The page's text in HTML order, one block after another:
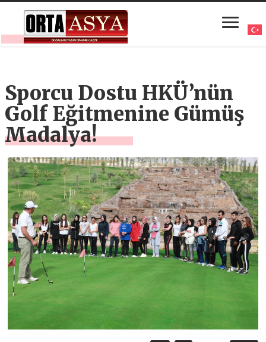
Sporcu Dostu HKÜ’nün
Golf Eğitmenine Gümüş
Madalya!